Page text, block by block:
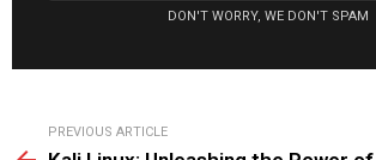
DON'T WORRY, WE DON'T SPAM
PREVIOUS ARTICLE